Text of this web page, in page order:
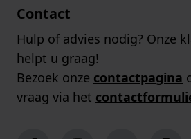
Contact
Hulp of advies nodig? Onze
helpt u graag!
Bezoek onze contactpagina
vraag via het